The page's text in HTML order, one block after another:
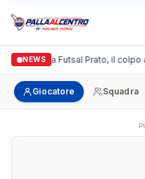
NEWS
Italgronda Futsal Prato, il
Giocatore Squadra